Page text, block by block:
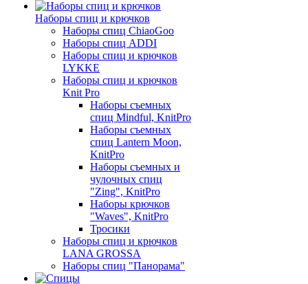
Наборы спиц и крючков
Наборы спиц ChiaoGoo
Наборы спиц ADDI
Наборы спиц и крючков
LYKKE
Наборы спиц и крючков
Knit Pro
Наборы съемных
спиц Mindful, KnitPro
Наборы съемных
спиц Lantern Moon,
KnitPro
Наборы съемных и
чулочных спиц
"Zing", KnitPro
Наборы крючков
"Waves", KnitPro
Тросики
Наборы спиц и крючков
LANA GROSSA
Наборы спиц "Панорама"